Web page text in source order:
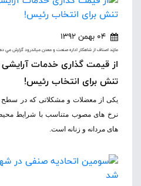
04 بهمن 1392
مازند اصناف از شاهکار اداره صنعت و معدن مياندرود گزارش مي
از قیمت گذاری خدمات
تنش برای انتخاب رئیس!
یکی از معضلات و مشکلاتی که در سطح
نرخ های مصوب متناسب با شرایط
های مردانه و زنانه است.